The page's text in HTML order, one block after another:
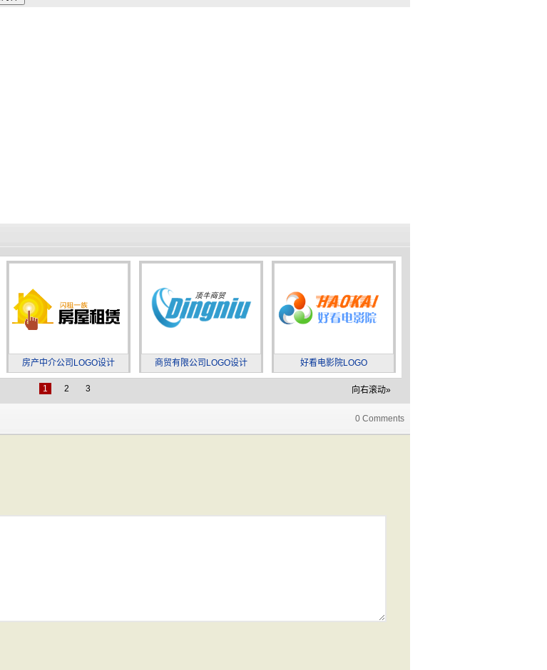
房产中介公司LOGO设计 商贸有限公司LOGO设计 好看电影院LOGO
向右滚动»
1 2 3
0 Comments